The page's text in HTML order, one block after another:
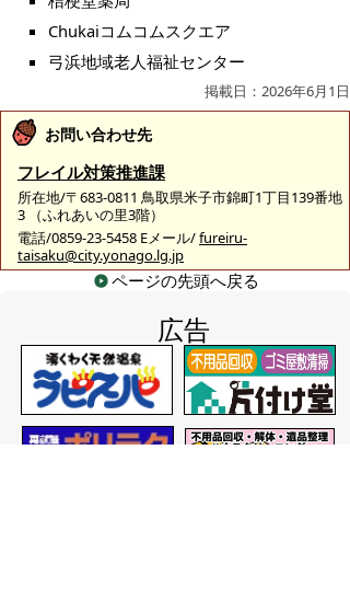
Chukaiコムコムスクエア
弓浜地域老人福祉センター
掲載日：2026年6月1日
お問い合わせ先
フレイル対策推進課
所在地/〒683-0811 鳥取県米子市錦町1丁目139番地
3 （ふれあいの里3階）
電話/0859-23-5458 Eメール/fureiru-
taisaku@city.yonago.lg.jp
ページの先頭へ戻る
広告